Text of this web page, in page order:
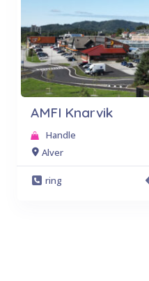
AMFI Knarvik
Handle
Alver
ring